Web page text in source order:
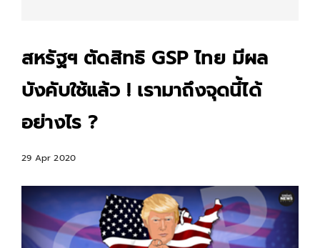
สหรัฐฯ ตัดสิทธิ GSP ไทย มีผล
บังคับใช้แล้ว ! เรามาถึงจุดนี้ได้
อย่างไร ?
29 Apr 2020